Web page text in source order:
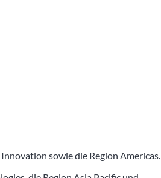
sowie die Region Americas.